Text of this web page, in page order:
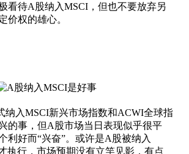
看待A股纳入MSCI，但也不要放弃另
价权的雄心。
入MSCI新兴市场指数和ACWI全球指
的事，但A股市场当日表现似乎很平
利好而“兴奋”。或许是A股被纳入
执行，市场预期没有立竿见影，有点